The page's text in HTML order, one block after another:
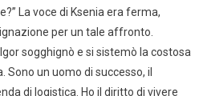
La voce di Ksenia era ferma,
per un tale affronto.
sogghignò e si sistemò la costosa
Sono un uomo di successo, il
di logistica. Ho il diritto di vivere